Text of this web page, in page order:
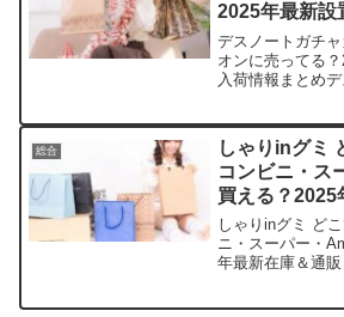
2025年最新設
まとめ
デスノートガチ
オンに売ってる
入荷情報まとめ
は、デスノート
平均価格、...
総合
しゃりinグミ
コンビニ・ス
買える？2025
まとめ
しゃりinグミ ど
ニ・スーパー・
年最新在庫＆通